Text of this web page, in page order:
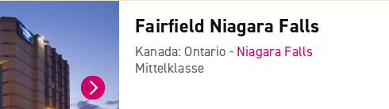
Fairfield Niagara Falls
Kanada: Ontario - Niagara Falls
Mittelklasse